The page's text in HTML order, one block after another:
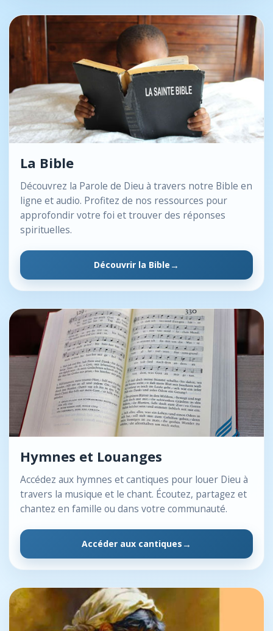
La Bible
Découvrez la Parole de Dieu à travers notre Bible en
ligne et audio. Profitez de nos ressources pour
approfondir votre foi et trouver des réponses
spirituelles.
Découvrir la Bible
Hymnes et Louanges
Accédez aux hymnes et cantiques pour louer Dieu à
travers la musique et le chant. Écoutez, partagez et
chantez en famille ou dans votre communauté.
Accéder aux cantiques